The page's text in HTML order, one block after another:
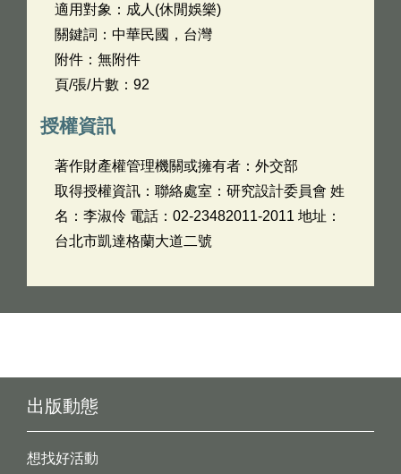
適用對象：成人(休閒娛樂)
關鍵詞：中華民國，台灣
附件：無附件
頁/張/片數：92
授權資訊
著作財產權管理機關或擁有者：外交部
取得授權資訊：聯絡處室：研究設計委員會 姓
名：李淑伶 電話：02-23482011-2011 地址：
台北市凱達格蘭大道二號
出版動態
想找好活動